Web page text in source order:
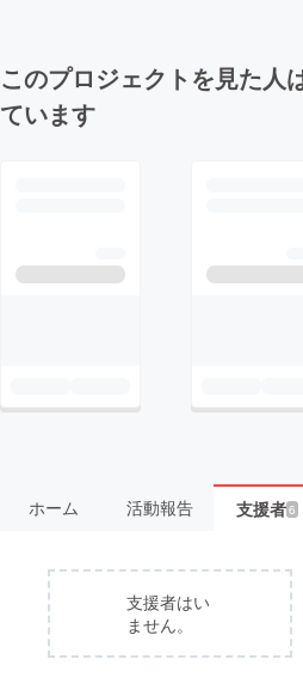
このプロジェクトを見た人
ています
ホーム 活動報告 支援者6
支援者はい
ません。